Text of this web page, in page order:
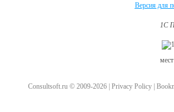
Версия для
1С
мест
Consultsoft.ru © 2009-2026 | Privacy Policy |